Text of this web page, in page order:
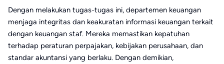
Dengan melakukan tugas-tugas ini, departemen keuangan
menjaga integritas dan keakuratan informasi keuangan terkait
dengan keuangan staf. Mereka memastikan kepatuhan
terhadap peraturan perpajakan, kebijakan perusahaan, dan
standar akuntansi yang berlaku. Dengan demikian,